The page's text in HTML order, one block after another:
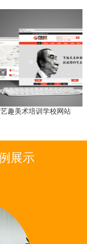
趣美术培训学校网站
展示